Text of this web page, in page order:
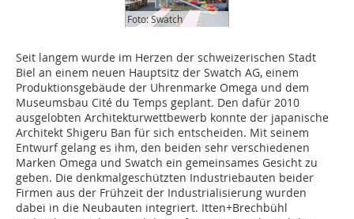
Foto: Swatch
Seit langem wurde im Herzen der schweizerischen Stadt
Biel an einem neuen Hauptsitz der Swatch AG, einem
Produktionsgebäude der Uhrenmarke Omega und dem
Museumsbau Cité du Temps geplant. Den dafür 2010
ausgelobten Architekturwettbewerb konnte der japanische
Architekt Shigeru Ban für sich entscheiden. Mit seinem
Entwurf gelang es ihm, den beiden sehr verschiedenen
Marken Omega und Swatch ein gemeinsames Gesicht zu
geben. Die denkmalgeschützten Industriebauten beider
Firmen aus der Frühzeit der Industrialisierung wurden
dabei in die Neubauten integriert. Itten+Brechbühl